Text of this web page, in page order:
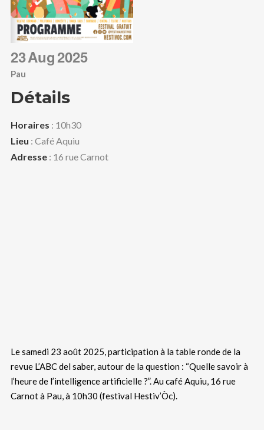
CONTACT
OCCITAN
RECHERCHE
23Aug2025
Pau
Détails
Horaires : 10h30
Lieu : Café Aquiu
Adresse: 16 rue Carnot
Le samedi 23 août 2025, participation à la table ronde de la
revue L’ABC del saber, autour de la question : “Quelle savoir à
l’heure de l’intelligence artificielle ?”. Au café Aquiu, 16 rue
Carnot à Pau, à 10h30 (festival Hestiv’Òc).